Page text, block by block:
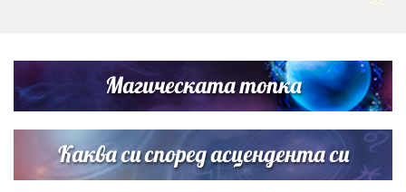
Братя Аргирови я изненадаха с песен
Дъщерята на Гала - Мари отплава с любимия и двете
си деца на семейна морска приказка
Магическата топка
Каква си според асцендента си